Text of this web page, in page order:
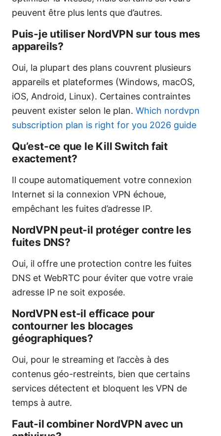
peuvent être plus lents que d’autres.
Puis-je utiliser NordVPN sur tous mes
appareils?
Oui, la plupart des plans couvrent plusieurs
appareils et plateformes (Windows, macOS,
iOS, Android, Linux). Certaines contraintes
peuvent exister selon le plan. Which nordvpn
subscription plan is right for you 2026 guide
Qu’est-ce que le Kill Switch fait
exactement?
Il coupe automatiquement votre connexion
Internet si la connexion VPN échoue,
empêchant les fuites d’adresse IP.
NordVPN peut-il protéger contre les
fuites DNS?
Oui, il offre une protection contre les fuites
DNS et WebRTC pour éviter que votre vraie
adresse IP ne soit exposée.
NordVPN est-il efficace pour
contourner les blocages
géographiques?
Oui, pour le streaming et l’accès à des
contenus géo-restreints, bien que certains
services détectent et bloquent les VPN de
temps à autre.
Faut-il combiner NordVPN avec un